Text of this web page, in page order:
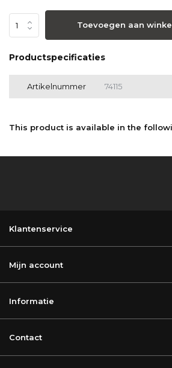
Toevoegen aan
Productspecificaties
Artikelnummer 74115
This product is available in the
Klantenservice
Mijn account
Informatie
Contact